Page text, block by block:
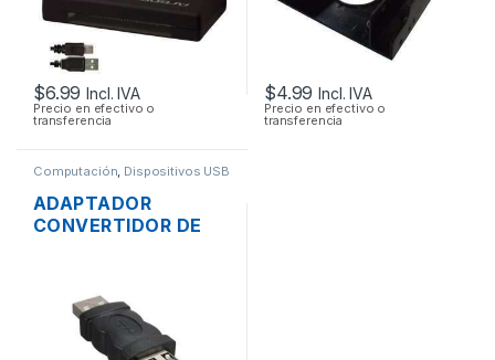
$6.99 Incl. IVA
Precio en efectivo o
transferencia
$4.99 Incl. IVA
Precio en efectivo o
transferencia
Computación, Dispositivos USB
ADAPTADOR
CONVERTIDOR DE